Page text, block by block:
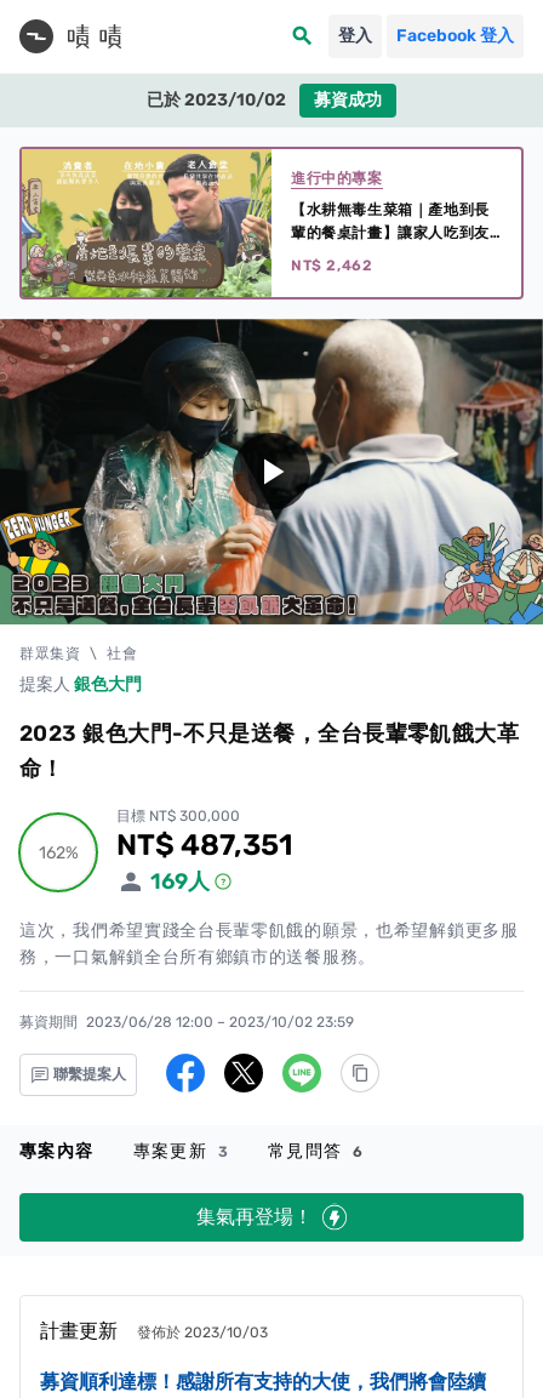
search 登入 Facebook 登入
已於 2023/10/02 募資成功
進行中的專案
【水耕無毒生菜箱｜產地到長
輩的餐桌計畫】讓家人吃到友
善無毒農產品，一併幫助老人
NT$ 2,462
play_arrow
群眾集資 \ 社會
提案人 銀色大門
2023 銀色大門-不只是送餐，全台長輩零飢餓大革
命！
162%
162%
目標 NT$ 300,000
累計集資金額
NT$ 487,351
169人
這次，我們希望實踐全台長輩零飢餓的願景，也希望解鎖更多服
務，一口氣解鎖全台所有鄉鎮市的送餐服務。
募資期間 2023/06/28 12:00 – 2023/10/02 23:59
聯繫提案人
專案內容 專案更新 3 常見問答 6
集氣再登場！
計畫更新 發佈於 2023/10/03
募資順利達標！感謝所有支持的大使，我們將會陸續